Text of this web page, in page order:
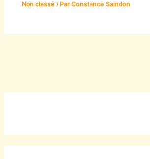
Non classé / ParConstance Saindon